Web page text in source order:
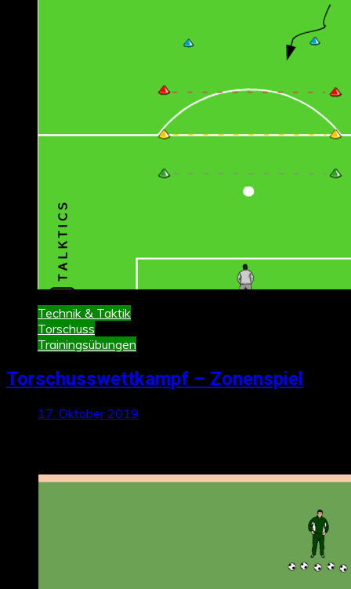
Technik & Taktik
Torschuss
Trainingsübungen
Torschusswettkampf – Zonenspiel
17. Oktober 2019